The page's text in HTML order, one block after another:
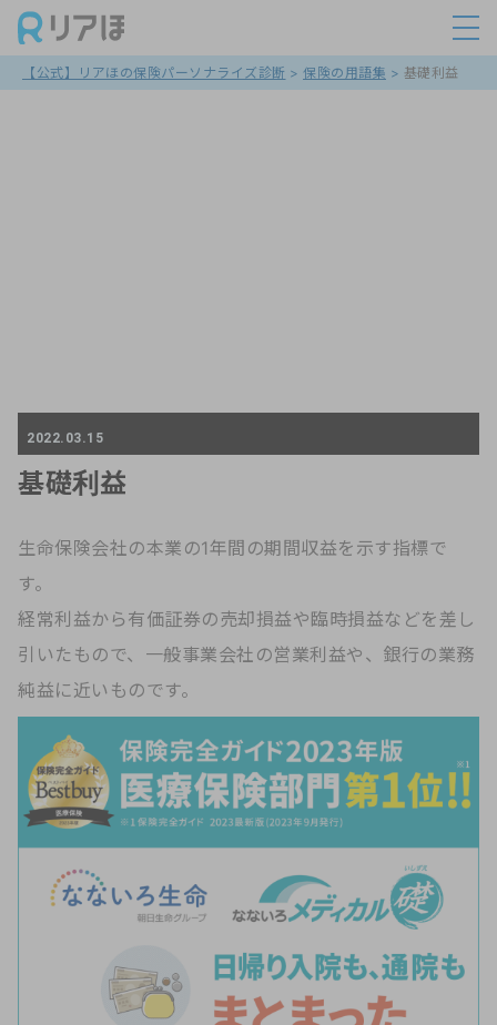
【公式】リアほの保険パーソナライズ診断 > 保険の用語集 > 基礎利益
2022.03.15
基礎利益
生命保険会社の本業の1年間の期間収益を示す指標で
す。
経常利益から有価証券の売却損益や臨時損益などを差し
引いたもので、一般事業会社の営業利益や、銀行の業務
純益に近いものです。